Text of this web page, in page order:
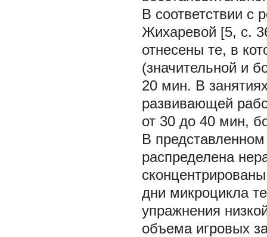
В соответствии
Жихаревой [5, c.
отнесены те, в
(значительной и
20 мин. В
развивающей
от 30 до 40 мин,
В
распределена
дни микроцикла
упражнения
объема игровых